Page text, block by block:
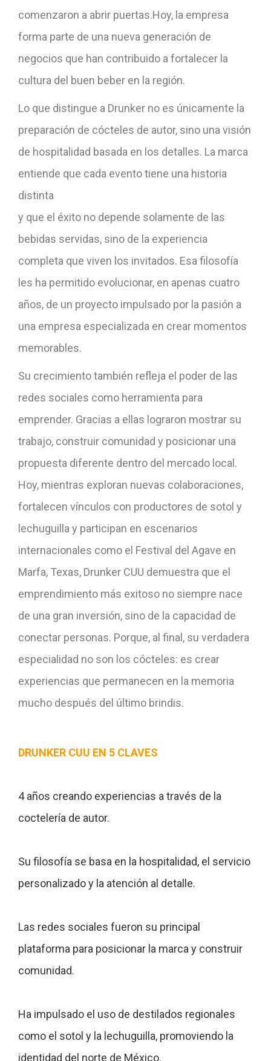
comenzaron a abrir puertas.Hoy, la empresa
forma parte de una nueva generación de
negocios que han contribuido a fortalecer la
cultura del buen beber en la región.
Lo que distingue a Drunker no es únicamente la
preparación de cócteles de autor, sino una visión
de hospitalidad basada en los detalles. La marca
entiende que cada evento tiene una historia
distinta
y que el éxito no depende solamente de las
bebidas servidas, sino de la experiencia
completa que viven los invitados. Esa filosofía
les ha permitido evolucionar, en apenas cuatro
años, de un proyecto impulsado por la pasión a
una empresa especializada en crear momentos
memorables.
Su crecimiento también refleja el poder de las
redes sociales como herramienta para
emprender. Gracias a ellas lograron mostrar su
trabajo, construir comunidad y posicionar una
propuesta diferente dentro del mercado local.
Hoy, mientras exploran nuevas colaboraciones,
fortalecen vínculos con productores de sotol y
lechuguilla y participan en escenarios
internacionales como el Festival del Agave en
Marfa, Texas, Drunker CUU demuestra que el
emprendimiento más exitoso no siempre nace
de una gran inversión, sino de la capacidad de
conectar personas. Porque, al final, su verdadera
especialidad no son los cócteles: es crear
experiencias que permanecen en la memoria
mucho después del último brindis.
DRUNKER CUU EN 5 CLAVES
4 años creando experiencias a través de la
coctelería de autor.
Su filosofía se basa en la hospitalidad, el servicio
personalizadoy la atención al detalle.
Las redes sociales fueron su principal
plataforma para posicionar la marca y construir
comunidad.
Ha impulsado el uso de destilados regionales
como el sotol y la lechuguilla, promoviendo la
identidad del norte de México.